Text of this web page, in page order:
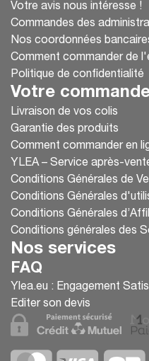
Votre avis nous intéresse !
Commandes des
Nos coordonnées
Comment commander de
Politique de confidentialité
Votre
Livraison de vos colis
Garantie des produits
Comment commander en
YLEA – Service après-
Conditions Générales de
Conditions Générales
Conditions Générales
Conditions générales des
Nos services
FAQ
Ylea.eu : Engagement
Editer son devis